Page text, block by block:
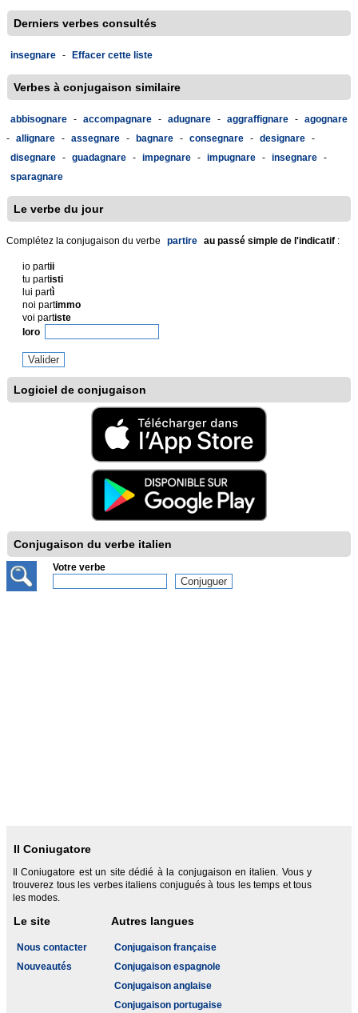
Derniers verbes consultés
insegnare - Effacer cette liste
Verbes à conjugaison similaire
abbisognare - accompagnare - adugnare - aggraffignare - agognare
- allignare - assegnare - bagnare - consegnare - designare -
disegnare - guadagnare - impegnare - impugnare - insegnare -
sparagnare
Le verbe du jour
Complétez la conjugaison du verbe partire au passé simple de l'indicatif :
io partii
tu partisti
lui partì
noi partimmo
voi partiste
loro
Logiciel de conjugaison
Conjugaison du verbe italien
Votre verbe
Il Coniugatore
Il Coniugatore est un site dédié à la conjugaison en italien. Vous y
trouverez tous les verbes italiens conjugués à tous les temps et tous
les modes.
Le site
Nous contacter
Nouveautés
Autres langues
Conjugaison française
Conjugaison espagnole
Conjugaison anglaise
Conjugaison portugaise